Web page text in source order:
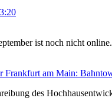
ist noch nicht
Frankfurt am Main:
des